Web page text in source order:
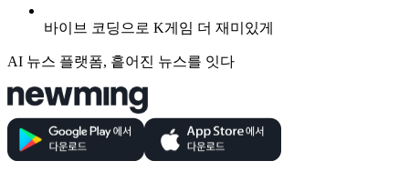
바이브 코딩으로 K게임 더 재미있게
AI 뉴스 플랫폼, 흩어진 뉴스를 잇다